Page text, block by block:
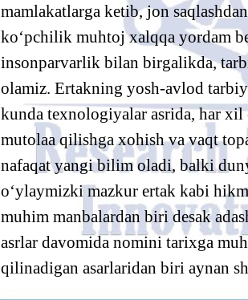
mamlakatlarga ketib, jon
ko‘pchilik muhtoj xalqqa yordam
insonparvarlik bilan birgalikda,
olamiz. Ertakning yosh-avlod
kunda texnologiyalar asrida, har
mutolaa qilishga xohish va vaqt
nafaqat yangi bilim oladi, balki
o‘ylaymizki mazkur ertak kabi
muhim manbalardan biri desak
asrlar davomida nomini tarixga
qilinadigan asarlaridan biri aynan